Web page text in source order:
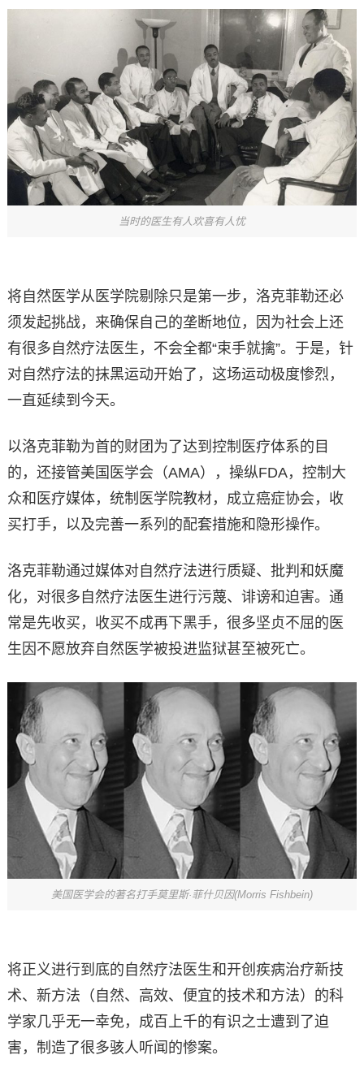
当时的医生有人欢喜有人忧
将自然医学从医学院剔除只是第一步，洛克菲勒还必
须发起挑战，来确保自己的垄断地位，因为社会上还
有很多自然疗法医生，不会全都“束手就擒”。于是，针
对自然疗法的抹黑运动开始了，这场运动极度惨烈，
一直延续到今天。
以洛克菲勒为首的财团为了达到控制医疗体系的目
的，还接管美国医学会（AMA），操纵FDA，控制大
众和医疗媒体，统制医学院教材，成立癌症协会，收
买打手，以及完善一系列的配套措施和隐形操作。
洛克菲勒通过媒体对自然疗法进行质疑、批判和妖魔
化，对很多自然疗法医生进行污蔑、诽谤和迫害。通
常是先收买，收买不成再下黑手，很多坚贞不屈的医
生因不愿放弃自然医学被投进监狱甚至被死亡。
美国医学会的著名打手莫里斯·菲什贝因(Morris Fishbein)
将正义进行到底的自然疗法医生和开创疾病治疗新技
术、新方法（自然、高效、便宜的技术和方法）的科
学家几乎无一幸免，成百上千的有识之士遭到了迫
害，制造了很多骇人听闻的惨案。